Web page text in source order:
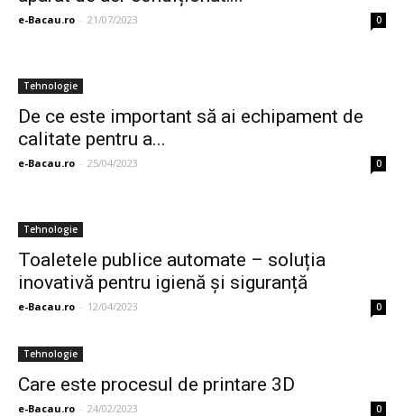
e-Bacau.ro - 21/07/2023 0
Tehnologie
De ce este important să ai echipament de
calitate pentru a...
e-Bacau.ro - 25/04/2023 0
Tehnologie
Toaletele publice automate – soluția
inovativă pentru igienă şi siguranță
e-Bacau.ro - 12/04/2023 0
Tehnologie
Care este procesul de printare 3D
e-Bacau.ro - 24/02/2023 0